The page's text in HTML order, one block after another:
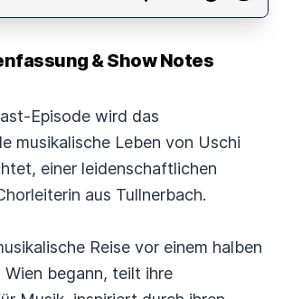
& Show Notes
Episode wird das
musikalische Leben von Uschi
einer leidenschaftlichen
aus Tullnerbach.
Reise vor einem halben
begann, teilt ihre